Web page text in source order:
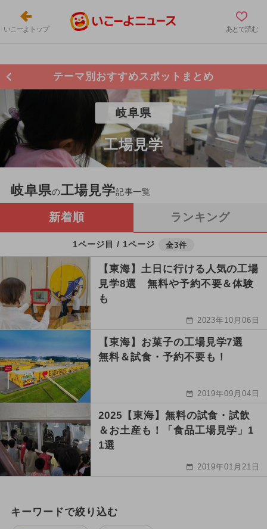
いこーよトップ あとで読む
テーマ別おすすめスポットまとめ
岐阜県
工場見学
岐阜県の工場見学記事一覧
新着順 ランキング
1ページ目 / 1ページ 全3件
【東海】土日に行ける人気の工場
見学8選 無料や予約不要＆体験
も
2023年10月06日
【東海】お菓子の工場見学7選
無料＆試食・予約不要も！
2019年09月04日
2025【東海】無料の試食・試飲
＆お土産も！「食品工場見学」1
1選
2019年01月21日
キーワードで絞り込む